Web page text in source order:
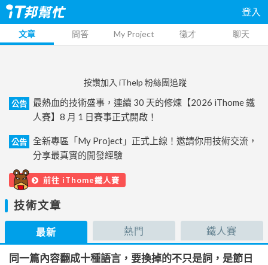
登入
文章 問答 My Project 徵才 聊天
按讚加入 iThelp 粉絲團追蹤
公告
最熱血的技術盛事，連續 30 天的修煉【2026 iThome 鐵
人賽】8 月 1 日賽事正式開啟！
公告
全新專區「My Project」正式上線！邀請你用技術交流，
分享最真實的開發經驗
前往 iThome鐵人賽
技術文章
最新 熱門 鐵人賽
同一篇內容翻成十種語言，要換掉的不只是詞，是節日